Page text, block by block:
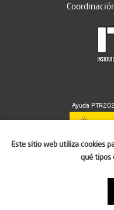
Ayuda
MICIU/AEI/
Política
Este sitio web utiliza cookies
qué tipos